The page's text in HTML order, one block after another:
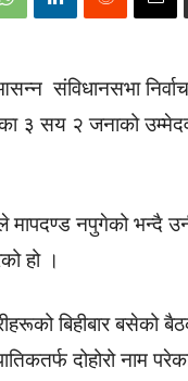
संविधानसभा
३ सय २ जनाको
मापदण्ड नपुगेको भन्दै
हो ।
बिहीबार बसेको
दोहोरो नाम